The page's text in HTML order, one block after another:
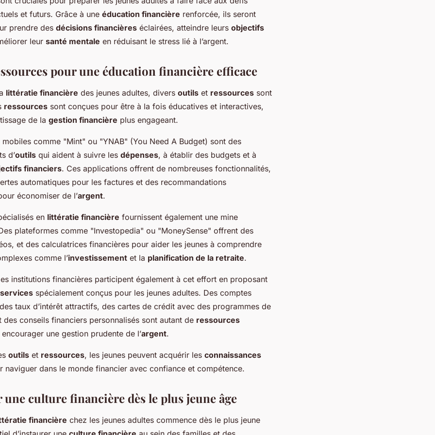
et futurs. Grâce à une éducation financière renforcée, ils seront
prendre des décisions financières éclairées, atteindre leurs objectifs
leur santé mentale en réduisant le stress lié à l’argent.
pour une éducation financière efficace
littératie financière des jeunes adultes, divers outils et ressources sont
ressources sont conçues pour être à la fois éducatives et interactives,
de la gestion financière plus engageant.
comme "Mint" ou "YNAB" (You Need A Budget) sont des
d’outils qui aident à suivre les dépenses, à établir des budgets et à
financiers. Ces applications offrent de nombreuses fonctionnalités,
automatiques pour les factures et des recommandations
économiser de l’argent.
en littératie financière fournissent également une mine
plateformes comme "Investopedia" ou "MoneySense" offrent des
et des calculatrices financières pour aider les jeunes à comprendre
comme l’investissement et la planification de la retraite.
institutions financières participent également à cet effort en proposant
spécialement conçus pour les jeunes adultes. Des comptes
taux d’intérêt attractifs, des cartes de crédit avec des programmes de
des conseils financiers personnalisés sont autant de ressources
une gestion prudente de l’argent.
outils et ressources, les jeunes peuvent acquérir les connaissances
naviguer dans le monde financier avec confiance et compétence.
une culture financière dès le plus jeune âge
financière chez les jeunes adultes commence dès le plus jeune